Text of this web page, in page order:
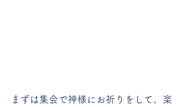
まずは集会で神様にお祈りをして、楽